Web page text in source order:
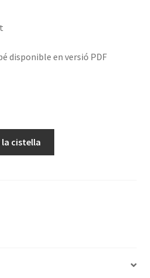
disponible en versió PDF
la cistella